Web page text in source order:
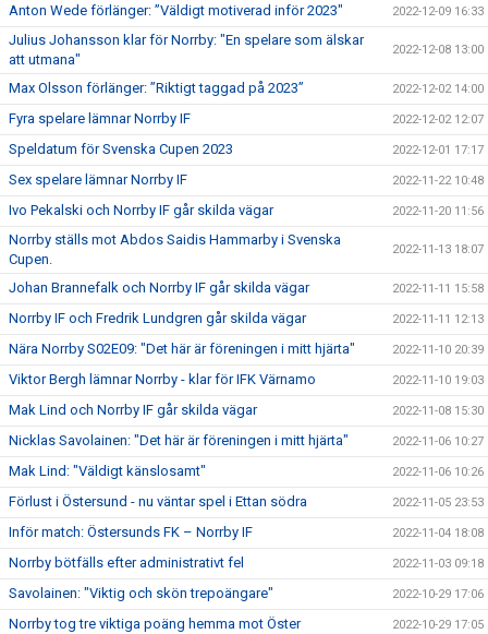
Anton Wede förlänger: ”Väldigt motiverad inför 2023" 2022-12-09 16:33
Julius Johansson klar för Norrby: "En spelare som älskar
att utmana"
2022-12-08 13:00
Max Olsson förlänger: ”Riktigt taggad på 2023” 2022-12-02 14:00
Fyra spelare lämnar Norrby IF 2022-12-02 12:07
Speldatum för Svenska Cupen 2023 2022-12-01 17:17
Sex spelare lämnar Norrby IF 2022-11-22 10:48
Ivo Pekalski och Norrby IF går skilda vägar 2022-11-20 11:56
Norrby ställs mot Abdos Saidis Hammarby i Svenska
Cupen.
2022-11-13 18:07
Johan Brannefalk och Norrby IF går skilda vägar 2022-11-11 15:58
Norrby IF och Fredrik Lundgren går skilda vägar 2022-11-11 12:13
Nära Norrby S02E09: "Det här är föreningen i mitt hjärta" 2022-11-10 20:39
Viktor Bergh lämnar Norrby - klar för IFK Värnamo 2022-11-10 19:03
Mak Lind och Norrby IF går skilda vägar 2022-11-08 15:30
Nicklas Savolainen: "Det här är föreningen i mitt hjärta" 2022-11-06 10:27
Mak Lind: "Väldigt känslosamt" 2022-11-06 10:26
Förlust i Östersund - nu väntar spel i Ettan södra 2022-11-05 23:53
Inför match: Östersunds FK – Norrby IF 2022-11-04 18:08
Norrby bötfälls efter administrativt fel 2022-11-03 09:18
Savolainen: "Viktig och skön trepoängare" 2022-10-29 17:06
Norrby tog tre viktiga poäng hemma mot Öster 2022-10-29 17:05